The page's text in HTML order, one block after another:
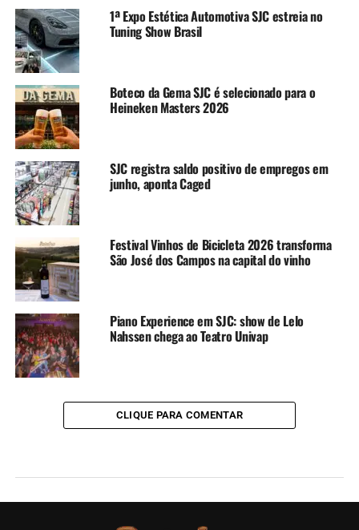
1ª Expo Estética Automotiva SJC estreia no
Tuning Show Brasil
Boteco da Gema SJC é selecionado para o
Heineken Masters 2026
SJC registra saldo positivo de empregos em
junho, aponta Caged
Festival Vinhos de Bicicleta 2026 transforma
São José dos Campos na capital do vinho
Piano Experience em SJC: show de Lelo
Nahssen chega ao Teatro Univap
CLIQUE PARA COMENTAR